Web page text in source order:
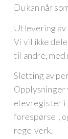
Du kan når
Utlevering
Vi vil ikke
til andre,
Sletting av
Opplysninger
elevregister i
forespørsel,
regelverk.